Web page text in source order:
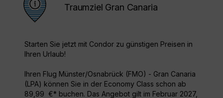
Traumziel Gran Canaria
Starten Sie jetzt mit Condor zu günstigen Preisen in
Ihren Urlaub!
Ihren Flug Münster/Osnabrück (FMO) - Gran Canaria
(LPA) können Sie in der Economy Class schon ab
89,99 €* buchen. Das Angebot gilt im Februar 2027,